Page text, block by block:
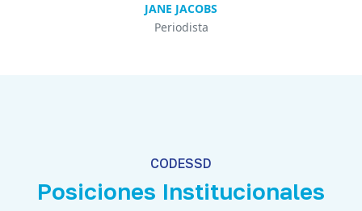
JANE JACOBS
Periodista
CODESSD
Posiciones Institucionales